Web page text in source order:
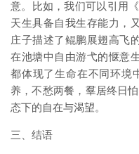
意。比如，我们可以引用
天生具备自我生存能力，
庄子描述了鲲鹏展翅高飞
在池塘中自由游弋的惬意
都体现了生命在不同环境
养，不愁两餐，羣居终日
态下的自在与渴望。
三、结语